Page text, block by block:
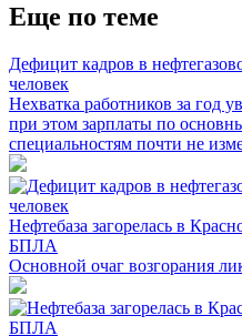
Еще по теме
Дефицит кадров в
человек
Нехватка работников за год
при этом зарплаты по
специальностям почти не
Нефтебаза загорелась в
БПЛА
Основной очаг возгорания